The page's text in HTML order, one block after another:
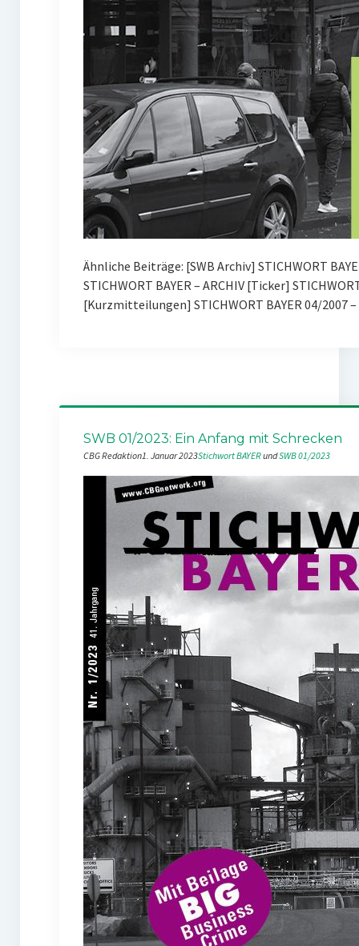
Ähnliche Beiträge: [SWB Archiv] STICHWORT
STICHWORT BAYER – ARCHIV [Ticker]
[Kurzmitteilungen] STICHWORT BAYER 04/2007
SWB 01/2023: Ein Anfang mit Schrecken
CBG Redaktion1. Januar 2023Stichwort BAYER und SWB 01/2023